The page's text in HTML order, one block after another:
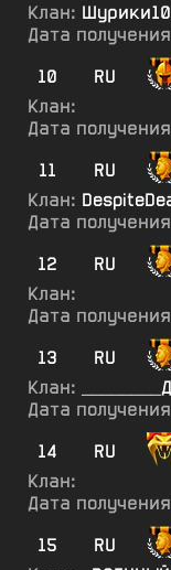
Клан:
Дата
10
RU
Клан:
Дата
11
RU
Клан:
Дата
12
RU
Клан:
Дата
13
RU
Клан:
Дата
14
RU
Клан:
Дата
15
RU